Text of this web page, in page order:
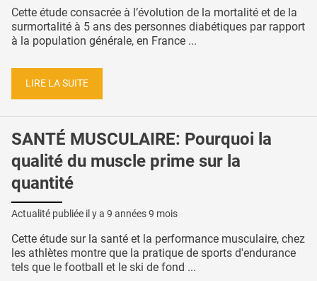
Cette étude consacrée à l’évolution de la mortalité et de la
surmortalité à 5 ans des personnes diabétiques par rapport
à la population générale, en France ...
LIRE LA SUITE
SANTÉ MUSCULAIRE: Pourquoi la
qualité du muscle prime sur la
quantité
Actualité publiée il y a 9 années 9 mois
Cette étude sur la santé et la performance musculaire, chez
les athlètes montre que la pratique de sports d'endurance
tels que le football et le ski de fond ...